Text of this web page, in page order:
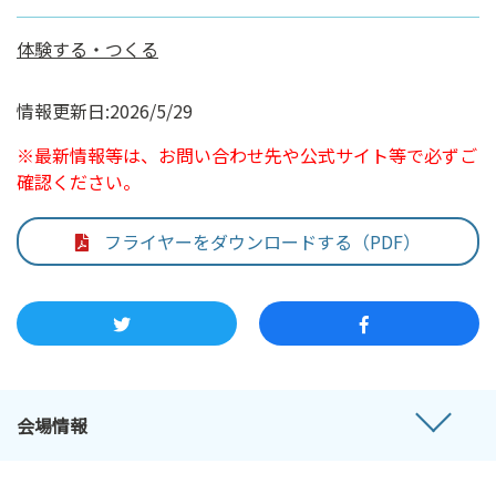
フライヤーをダウンロードする（PDF）
体験する・つくる
情報更新日:2026/5/29
※最新情報等は、お問い合わせ先や公式サイト等で必ずご
確認ください。
会場情報